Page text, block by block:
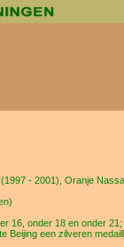
- 2001), Oranje
16, onder 18 en onder 21;
Beijing een zilveren